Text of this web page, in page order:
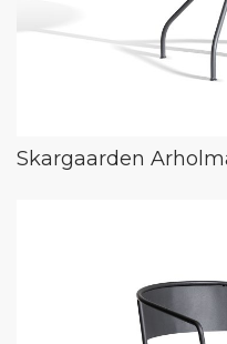
Skargaarden